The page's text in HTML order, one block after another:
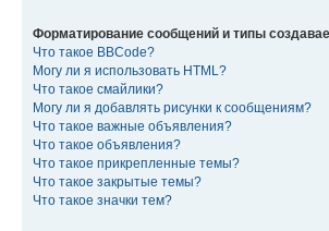
Форматирование сообщений и типы
Что такое BBCode?
Могу ли я использовать HTML?
Что такое смайлики?
Могу ли я добавлять рисунки к сообщениям?
Что такое важные объявления?
Что такое объявления?
Что такое прикрепленные темы?
Что такое закрытые темы?
Что такое значки тем?